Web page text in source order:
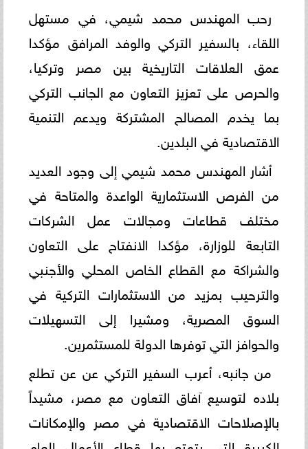
رحب المهندس محمد شيمي، في مستهل
اللقاء، بالسفير التركي والوفد المرافق مؤكدا
عمق العلاقات التاريخية بين مصر وتركيا،
والحرص على تعزيز التعاون مع الجانب التركي
بما يخدم المصالح المشتركة ويدعم التنمية
الاقتصادية في البلدين.
أشار المهندس محمد شيمي إلى وجود العديد
من الفرص الاستثمارية الواعدة والمتاحة في
مختلف قطاعات ومجالات عمل الشركات
التابعة للوزارة، مؤكدا الانفتاح على التعاون
والشراكة مع القطاع الخاص المحلي والأجنبي
والترحيب بمزيد من الاستثمارات التركية في
السوق المصرية، ومشيرا إلى التسهيلات
والحوافز التي توفرها الدولة للمستثمرين.
من جانبه، أعرب السفير التركي عن عن تطلع
بلاده لتوسيع آفاق التعاون مع مصر، مشيداً
بالإصلاحات الاقتصادية في مصر والإمكانات